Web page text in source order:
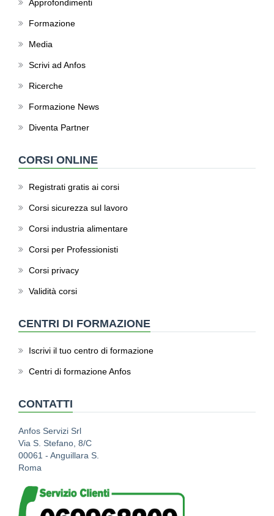
Approfondimenti
Formazione
Media
Scrivi ad Anfos
Ricerche
Formazione News
Diventa Partner
CORSI ONLINE
Registrati gratis ai corsi
Corsi sicurezza sul lavoro
Corsi industria alimentare
Corsi per Professionisti
Corsi privacy
Validità corsi
CENTRI DI FORMAZIONE
Iscrivi il tuo centro di formazione
Centri di formazione Anfos
CONTATTI
Anfos Servizi Srl
Via S. Stefano, 8/C
00061 - Anguillara S.
Roma